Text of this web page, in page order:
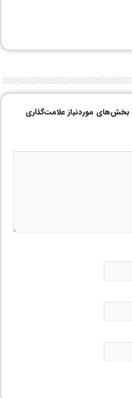
بخش‌های موردنیاز علامت‌گذاری